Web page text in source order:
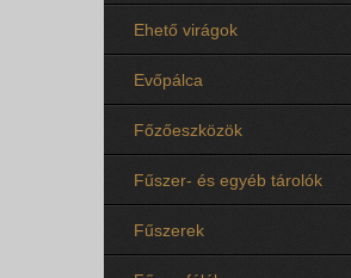
Ehető virágok
Evőpálca
Főzőeszközök
Fűszer- és egyéb tárolók
Fűszerek